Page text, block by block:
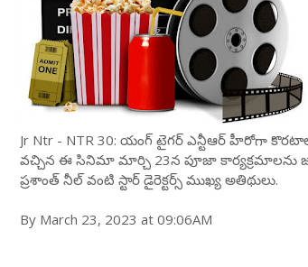
Jr Ntr - NTR 30: యంగ్ టైగర్ ఎన్టీఆర్ హీరోగా
వచ్చిన ఈ సినిమా మార్చి 23న పూజా కార్యక్రమాలను
ప్రశాంత్ నీల్ వంటి స్టార్ డైరెక్టర్స్ ముఖ్య అతిథులు.
By March 23, 2023 at 09:06AM